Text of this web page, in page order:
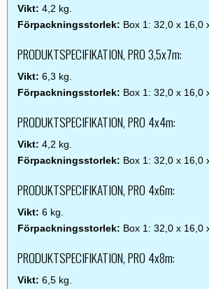
Vikt: 4,2 kg.
Förpackningsstorlek: Box 1: 32,0 x 16,0
PRODUKTSPECIFIKATION, PRO 3,5x7m:
Vikt: 6,3 kg.
Förpackningsstorlek: Box 1: 32,0 x 16,0
PRODUKTSPECIFIKATION, PRO 4x4m:
Vikt: 4,2 kg.
Förpackningsstorlek: Box 1: 32,0 x 16,0
PRODUKTSPECIFIKATION, PRO 4x6m:
Vikt: 6 kg.
Förpackningsstorlek: Box 1: 32,0 x 16,0
PRODUKTSPECIFIKATION, PRO 4x8m:
Vikt: 6,5 kg.